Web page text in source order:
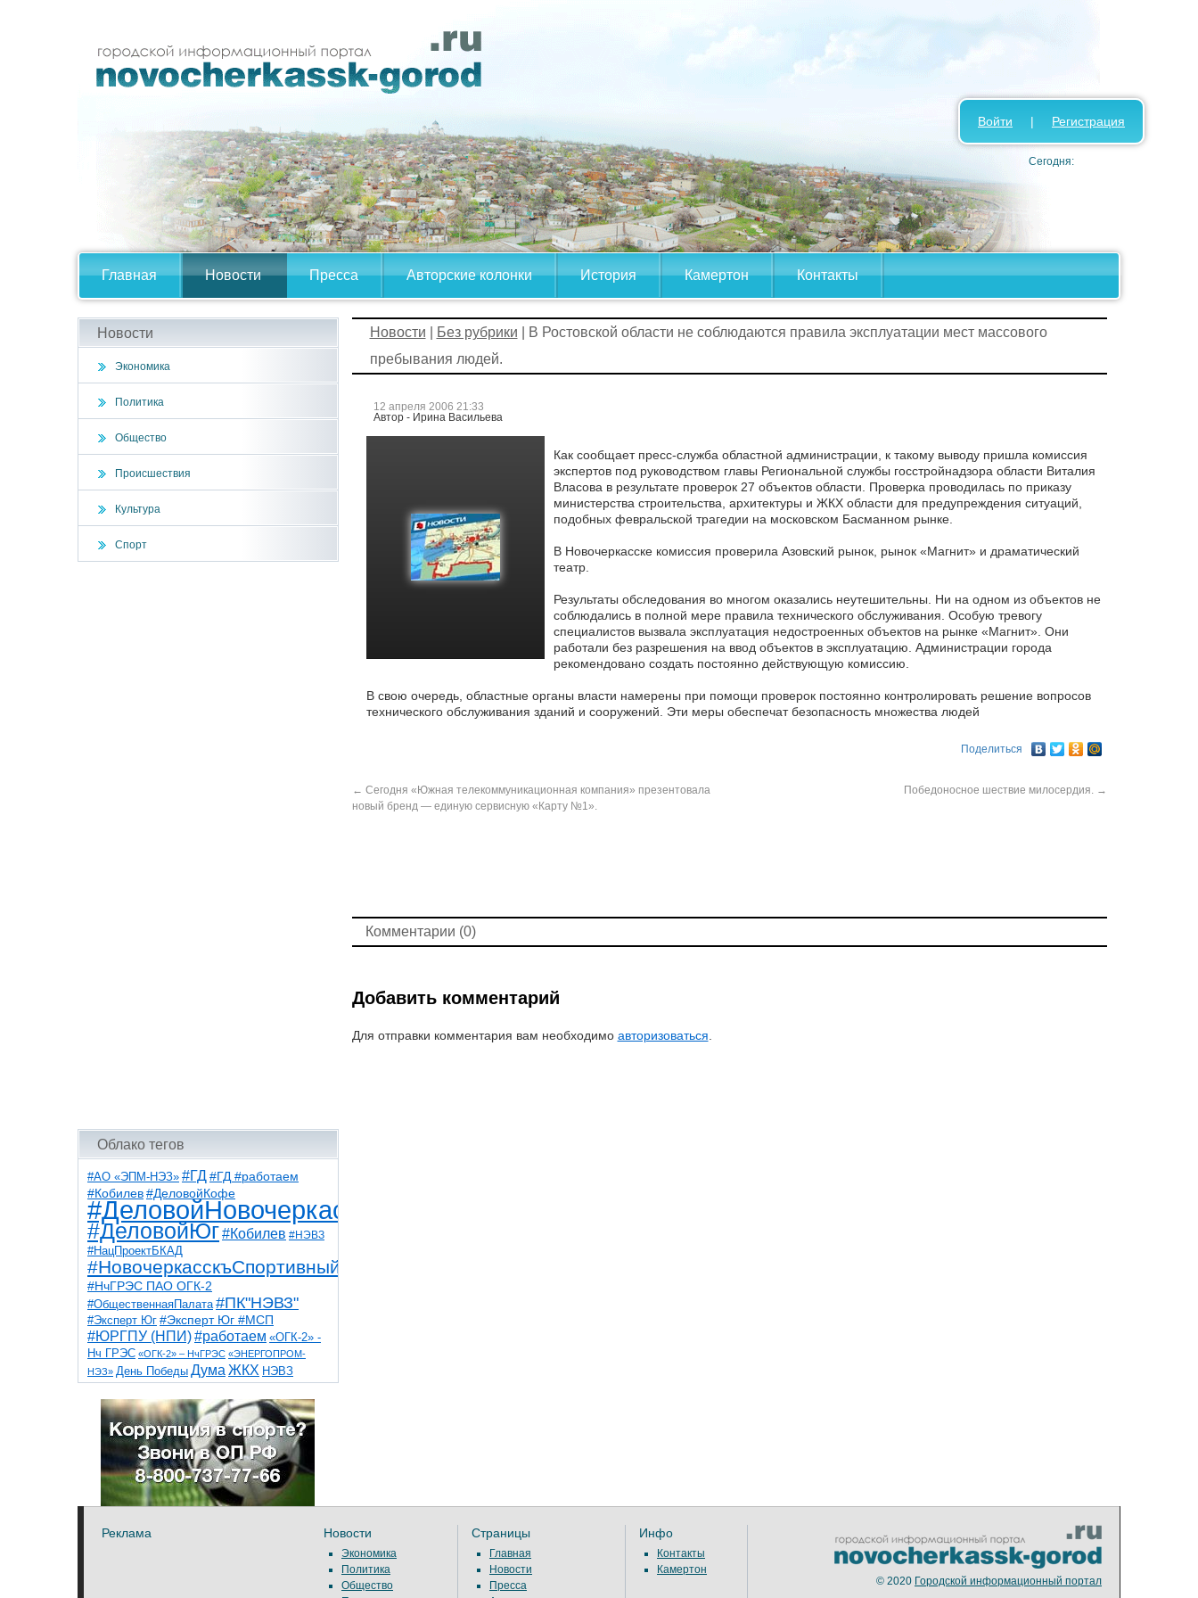
Главная Новости Пресса Авторские колонки История Камертон Контакты
Войти | Регистрация
Сегодня:
Новости
Экономика
Политика
Общество
Происшествия
Культура
Спорт
Облако тегов
#АО «ЭПМ-НЭЗ» #ГД #ГД #работаем
#Кобилев #ДеловойКофе
#ДеловойНовочеркасск
#ДеловойЮг#Кобилев #НЭВЗ
#НацПроектБКАД
#НовочеркасскъСпортивный
#НчГРЭС ПАО ОГК-2
#ОбщественнаяПалата #ПК"НЭВЗ"
#Эксперт Юг #Эксперт Юг #МСП
#ЮРГПУ (НПИ)#работаем «ОГК-2» -
Нч ГРЭС «ОГК-2» – НчГРЭС «ЭНЕРГОПРОМ-
НЭЗ» День Победы Дума ЖКХ НЭВЗ
НчГРЭС ТНТ
благоустройствоветераны выборы
детидороги казаки коррупция космос
общественная палата парк пожар роща
спорт театр транспорт художники
Новости Без рубрики | В Ростовской области не соблюдаются правила эксплуатации мест массового
пребывания людей.
12 апреля 2006 21:33
Автор - Ирина Васильева
Как сообщает пресс-служба областной администрации, к такому выводу пришла комиссия
экспертов под руководством главы Региональной службы госстройнадзора области Виталия
Власова в результате проверок 27 объектов области. Проверка проводилась по приказу
министерства строительства, архитектуры и ЖКХ области для предупреждения ситуаций,
подобных февральской трагедии на московском Басманном рынке.
В Новочеркасске комиссия проверила Азовский рынок, рынок «Магнит» и драматический
театр.
Результаты обследования во многом оказались неутешительны. Ни на одном из объектов не
соблюдались в полной мере правила технического обслуживания. Особую тревогу
специалистов вызвала эксплуатация недостроенных объектов на рынке «Магнит». Они
работали без разрешения на ввод объектов в эксплуатацию. Администрации города
рекомендовано создать постоянно действующую комиссию.
В свою очередь, областные органы власти намерены при помощи проверок постоянно контролировать решение вопросов
технического обслуживания зданий и сооружений. Эти меры обеспечат безопасность множества людей
Поделиться
← Сегодня «Южная телекоммуникационная компания» презентовала
новый бренд — единую сервисную «Карту №1».
Победоносное шествие милосердия. →
Комментарии (0)
Добавить комментарий
Для отправки комментария вам необходимо авторизоваться
Реклама Новости
Экономика
Политика
Общество
Страницы
Главная
Новости
Пресса
Инфо
Контакты
Камертон
© 2020 Городской информационный портал